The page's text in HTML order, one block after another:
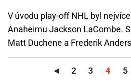
V úvodu play-off NHL byl
Anaheimu Jackson LaCombe.
Matt Duchene a Frederik
◄ 2 3 4 5